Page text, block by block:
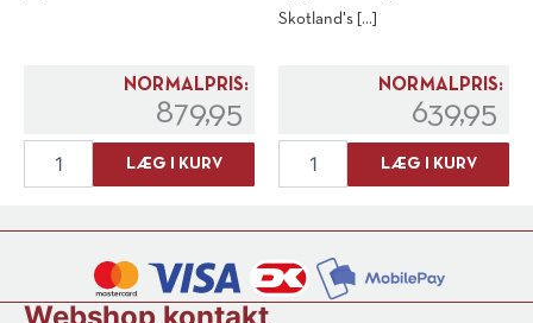
NORMALPRIS:
879,95
CorryvreckanLÆG I KURV
Skotland's [...]
NORMALPRIS:
639,95
Springbank
Proof
57,1%
LÆG I KURV